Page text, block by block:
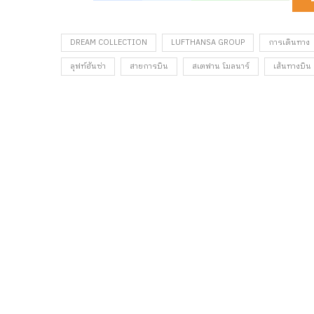
DREAM COLLECTION LUFTHANSA GROUP การเดินทาง
ลุฟท์ฮันซ่า
สายการบิน สเตฟาน โมลนาร์ เส้นทางบิน